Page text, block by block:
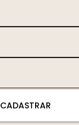
CADASTRAR